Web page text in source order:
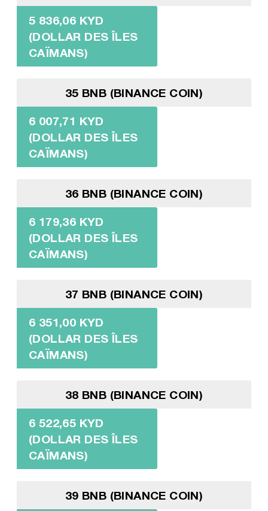
5 836,06 KYD
(DOLLAR DES ÎLES
CAÏMANS)
35 BNB (BINANCE COIN)
6 007,71 KYD
(DOLLAR DES ÎLES
CAÏMANS)
36 BNB (BINANCE COIN)
6 179,36 KYD
(DOLLAR DES ÎLES
CAÏMANS)
37 BNB (BINANCE COIN)
6 351,00 KYD
(DOLLAR DES ÎLES
CAÏMANS)
38 BNB (BINANCE COIN)
6 522,65 KYD
(DOLLAR DES ÎLES
CAÏMANS)
39 BNB (BINANCE COIN)